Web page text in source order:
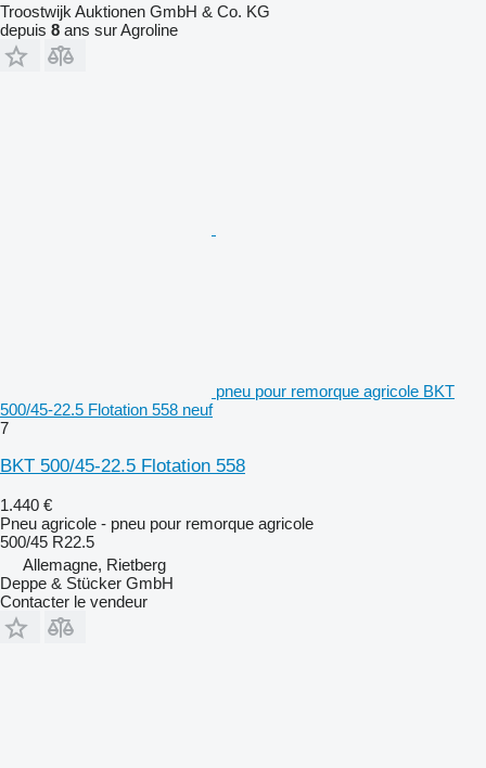
Troostwijk Auktionen GmbH & Co. KG
depuis 8 ans sur Agroline
pneu pour remorque agricole BKT
500/45-22.5 Flotation 558 neuf
7
BKT 500/45-22.5 Flotation 558
1.440 €
Pneu agricole - pneu pour remorque agricole
500/45 R22.5
Allemagne, Rietberg
Deppe & Stücker GmbH
Contacter le vendeur